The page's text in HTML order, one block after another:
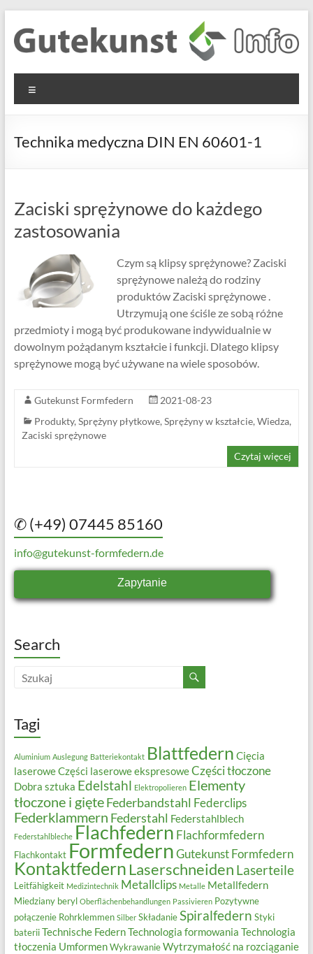
content
Gutekunst
Formfedern
GmbH
Informationen
Flachmaterial
Technika medyczna DIN EN 60601-1
Zaciski sprężynowe do każdego
zastosowania
Czym są klipsy sprężynowe? Zaciski
sprężynowe należą do rodziny
produktów Zaciski sprężynowe .
Utrzymują one ściśle ze sobą różne
przedmioty i mogą być produkowane indywidualnie w
dowolnym pożądanym kształcie i funkcji. Dlatego klipsy
sprężynowe mogą być używane na wiele sposobów.
Gutekunst Formfedern
2021-08-23
Produkty, Sprężyny płytkowe, Sprężyny w kształcie, Wiedza,
Zaciski sprężynowe
Czytaj więcej
✆ (+49) 07445 85160
info@gutekunst-formfedern.de
Zapytanie
Search
Tagi
Aluminium Auslegung Batteriekontakt Blattfedern Cięcia
laseroweCzęści laserowe ekspresoweCzęści tłoczone
Dobra sztuka Edelstahl Elektropolieren Elementy
tłoczone i gięteFederbandstahl Federclips
Federklammern Federstahl Federstahlblech
Federstahlbleche Flachfedern Flachformfedern
Flachkontakt FormfedernGutekunst Formfedern
Kontaktfedern Laserschneiden Laserteile
Leitfähigkeit Medizintechnik Metallclips Metalle Metallfedern
Miedziany beryl Oberflächenbehandlungen Passivieren Pozytywne
połączenie Rohrklemmen Silber Składanie Spiralfedern Styki
baterii Technische FedernTechnologia formowania Technologia
tłoczenia Umformen Wykrawanie Wytrzymałość na rozciąganie